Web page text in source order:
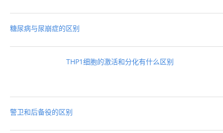
糖尿病与尿崩症的区别
THP1细胞的激活和分化有什么区别
警卫和后备役的区别